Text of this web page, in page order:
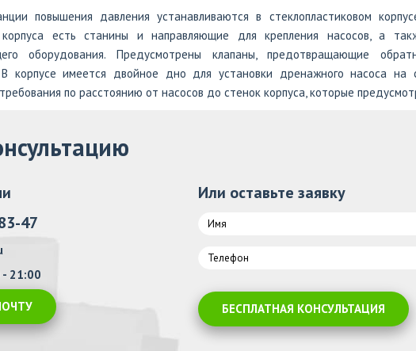
повышения давления устанавливаются в стеклопластиковом
есть станины и направляющие для крепления насосов, а
оборудования. Предусмотрены клапаны, предотвращающие
В корпусе имеется двойное дно для установки дренажного насоса на
по расстоянию от насосов до стенок корпуса, которые
47
21:00
Или оставьте заявку
БЕСПЛАТНАЯ КОНСУЛЬТАЦИЯ